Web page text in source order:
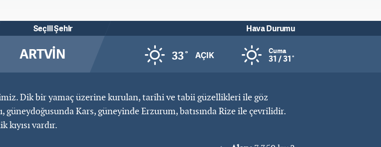
Seçili Şehir
ARTVIN
Hava Durumu
Cuma
31 / 31˚
33˚ AÇIK
Dik bir yamaç üzerine kurulan, tarihi ve tabii güzellikleri ile göz
güneydoğusunda Kars, güneyinde Erzurum, batısında Rize ile çevrilidir.
vardır.